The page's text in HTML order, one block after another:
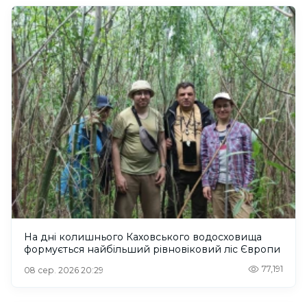
На дні колишнього Каховського водосховища
формується найбільший рівновіковий ліс Європи
08 сер. 2026 20:29 77,191